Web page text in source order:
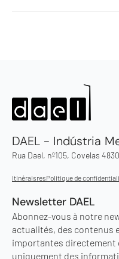
DAEL - Indústria
Rua Dael, nº105, Covelas
ItinéraisresPolitique de
Newsletter DAEL
Abonnez-vous à notre
actualités, des contenus
importantes directement
uniquement des